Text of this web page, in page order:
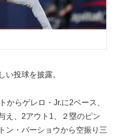
投球を披露。
らゲレロ・Jr.に2ベース、
え、2アウト1、２塁のピン
ン・バーショウから空振り三